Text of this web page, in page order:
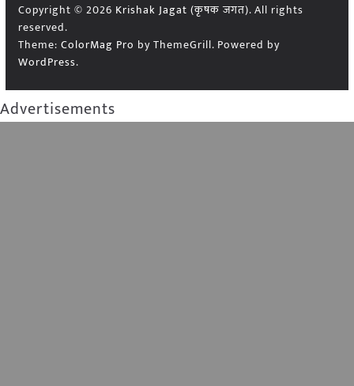
Copyright © 2026 Krishak Jagat (कृषक जगत). All rights
reserved.
Theme: ColorMag Pro by ThemeGrill. Powered by
WordPress.
Advertisements